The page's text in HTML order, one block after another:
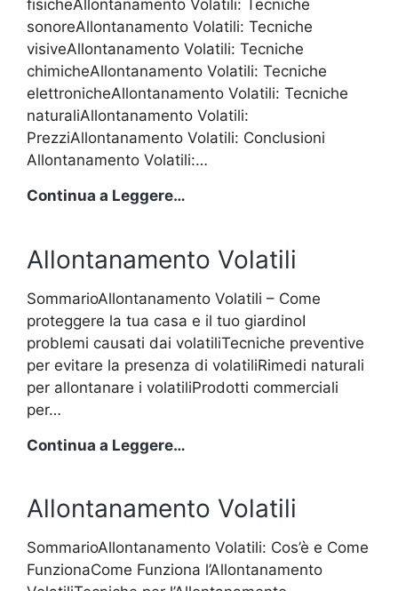
fisicheAllontanamento Volatili: Tecniche
sonoreAllontanamento Volatili: Tecniche
visiveAllontanamento Volatili: Tecniche
chimicheAllontanamento Volatili: Tecniche
elettronicheAllontanamento Volatili: Tecniche
naturaliAllontanamento Volatili:
PrezziAllontanamento Volatili: Conclusioni
Allontanamento Volatili:…
Continua a Leggere…
Allontanamento Volatili
SommarioAllontanamento Volatili – Come
proteggere la tua casa e il tuo giardinoI
problemi causati dai volatiliTecniche preventive
per evitare la presenza di volatiliRimedi naturali
per allontanare i volatiliProdotti commerciali
per…
Continua a Leggere…
Allontanamento Volatili
SommarioAllontanamento Volatili: Cos’è e Come
FunzionaCome Funziona l’Allontanamento